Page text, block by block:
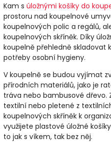
Kam s úložnými košíky do
prostoru nad koupelnové
koupelnových polic a regálů,
koupelnových skříněk. Díky
koupelně přehledně skladovat
potřeby osobní hygieny.
V koupelně se budou vyjímat
přírodních materiálů, jako je
tráva nebo bambusové dřevo.
textilní nebo pletené z
koupelnových skříněk k
využijete plastové úložné
to jak s víkem, tak bez něj.